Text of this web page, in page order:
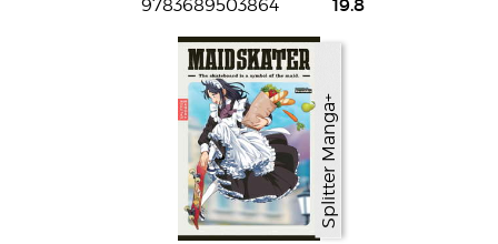
9783689503864
Splitter Manga+